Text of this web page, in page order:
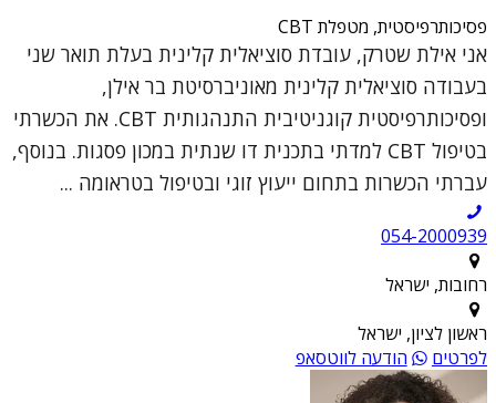
פסיכותרפיסטית, מטפלת CBT
אני אילת שטרק, עובדת סוציאלית קלינית בעלת תואר שני
בעבודה סוציאלית קלינית מאוניברסיטת בר אילן,
ופסיכותרפיסטית קוגניטיבית התנהגותית CBT. את הכשרתי
בטיפול CBT למדתי בתכנית דו שנתית במכון פסגות. בנוסף,
עברתי הכשרות בתחום ייעוץ זוגי ובטיפול בטראומה ...
054-2000939
רחובות, ישראל
ראשון לציון, ישראל
לפרטים
הודעה לווטסאפ